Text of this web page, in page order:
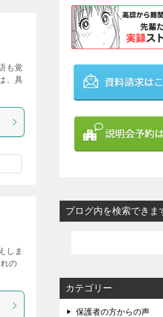
も覚
、具
しま
の
ブログ内を検索できま
カテゴリー
保護者の方からの声